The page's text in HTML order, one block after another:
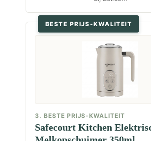
BESTE PRIJS-KWALITEIT
3. BESTE PRIJS-KWALITEIT
Safecourt Kitchen